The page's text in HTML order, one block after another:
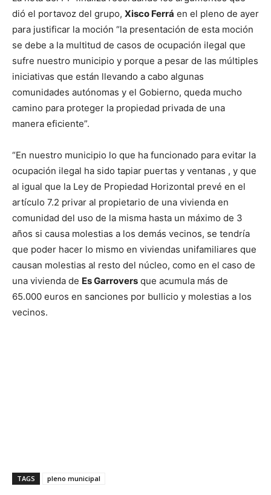
dió el portavoz del grupo, Xisco Ferrá en el pleno de ayer
para justificar la moción “la presentación de esta moción
se debe a la multitud de casos de ocupación ilegal que
sufre nuestro municipio y porque a pesar de las múltiples
iniciativas que están llevando a cabo algunas
comunidades autónomas y el Gobierno, queda mucho
camino para proteger la propiedad privada de una
manera eficiente”.
“En nuestro municipio lo que ha funcionado para evitar la
ocupación ilegal ha sido tapiar puertas y ventanas , y que
al igual que la Ley de Propiedad Horizontal prevé en el
artículo 7.2 privar al propietario de una vivienda en
comunidad del uso de la misma hasta un máximo de 3
años si causa molestias a los demás vecinos, se tendría
que poder hacer lo mismo en viviendas unifamiliares que
causan molestias al resto del núcleo, como en el caso de
una vivienda de Es Garrovers que acumula más de
65.000 euros en sanciones por bullicio y molestias a los
vecinos.
TAGS pleno municipal